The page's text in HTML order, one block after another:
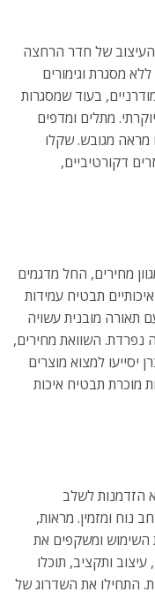
העיצוב של חדר הרחצה
מסגרת וגימורים
בעוד שמסגרות
מתלים ומדפים
מראה מגובש. שקלו
דקורטיביים,
מחירים, החל מדגמים
תבטיח עמידות
תאורה מובנית עשויה
נפרדת. השוואת מחירים,
יסייעו למצוא מוצרים
מוכרת תבטיח איכות
הזדמנות לשלב
נוח ומזמין. מראות,
השימוש ומשקפים את
ותקציב, תוכלו
התחילו את השדרוג של